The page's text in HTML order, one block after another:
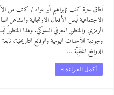
الاجتماعية لَيس الأفعال الارتجالية والمشاعر
الرمزي والمنظورِ المعرفي السلوكي. وهذا
وجودية للأحداث اليومية والوقائع التاريخية،
الدوافع الخَفِيَّة …
أكمل القراءة »